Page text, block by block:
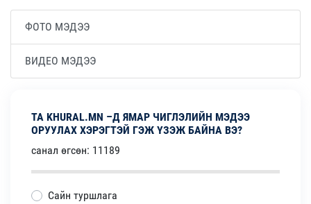
ФОТО МЭДЭЭ
ВИДЕО МЭДЭЭ
ТА KHURAL.MN –Д ЯМАР ЧИГЛЭЛИЙН МЭДЭЭ
ОРУУЛАХ ХЭРЭГТЭЙ ГЭЖ ҮЗЭЖ БАЙНА ВЭ?
санал өгсөн: 11189
Сайн туршлага